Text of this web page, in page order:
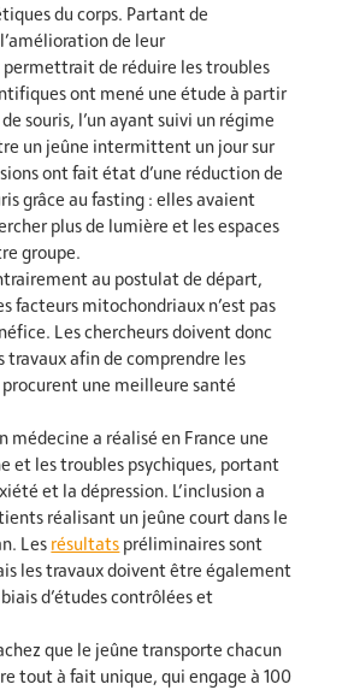
du corps. Partant de
de leur
de réduire les troubles
ont mené une étude à partir
souris, l’un ayant suivi un régime
un jeûne intermittent un jour sur
ont fait état d’une réduction de
grâce au fasting : elles avaient
plus de lumière et les espaces
groupe.
au postulat de départ,
facteurs mitochondriaux n’est pas
Les chercheurs doivent donc
travaux afin de comprendre les
une meilleure santé
médecine a réalisé en France une
et les troubles psychiques, portant
et la dépression. L’inclusion a
réalisant un jeûne court dans le
Les résultats préliminaires sont
les travaux doivent être également
d’études contrôlées et
que le jeûne transporte chacun
tout à fait unique, qui engage à 100